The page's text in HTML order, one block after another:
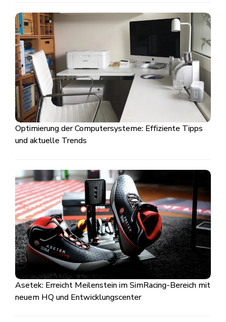
Optimierung der Computersysteme: Effiziente Tipps
und aktuelle Trends
Asetek: Erreicht Meilenstein im SimRacing-Bereich mit
neuem HQ und Entwicklungscenter